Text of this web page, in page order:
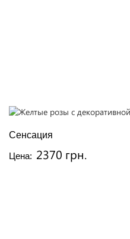
Сенсация
Цена: 2370 грн.